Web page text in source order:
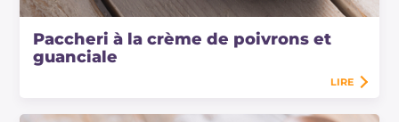
Paccheri à la crème de poivrons et
guanciale
LIRE